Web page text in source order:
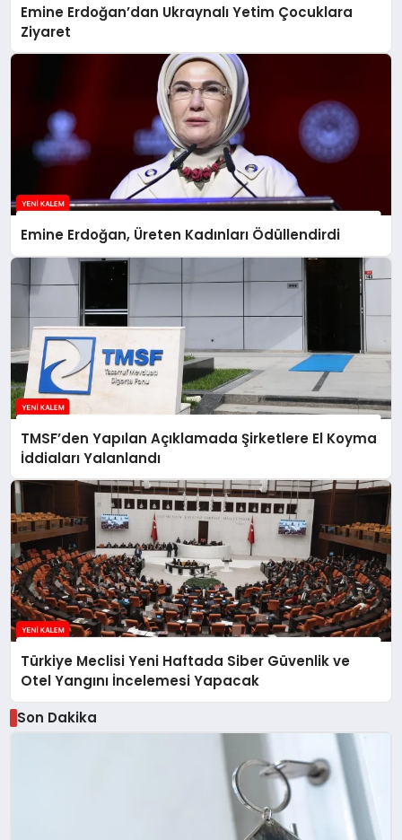
Emine Erdoğan’dan Ukraynalı Yetim Çocuklara
Ziyaret
Emine Erdoğan, Üreten Kadınları Ödüllendirdi
TMSF’den Yapılan Açıklamada Şirketlere El Koyma
İddiaları Yalanlandı
Türkiye Meclisi Yeni Haftada Siber Güvenlik ve
Otel Yangını İncelemesi Yapacak
Son Dakika